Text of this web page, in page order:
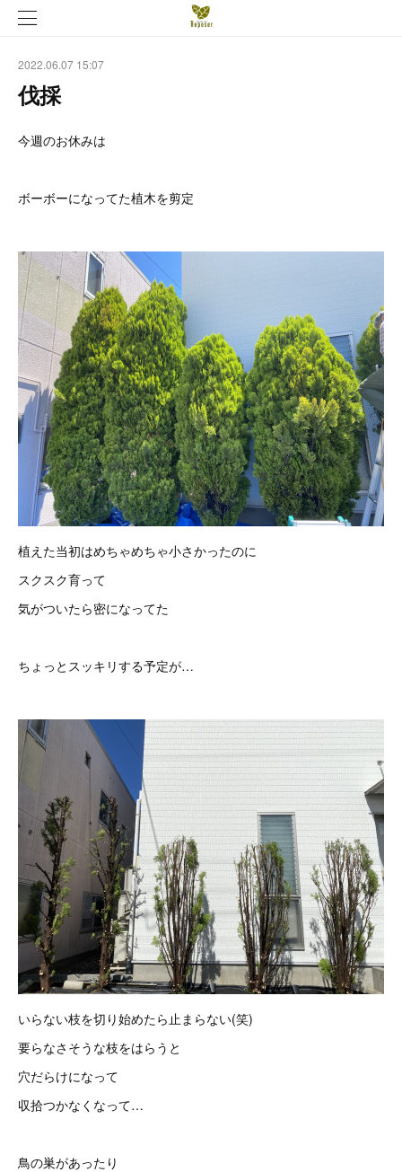
2022.06.07 15:07
伐採
今週のお休みは
ボーボーになってた植木を剪定
植えた当初はめちゃめちゃ小さかったのに
スクスク育って
気がついたら密になってた
ちょっとスッキリする予定が…
いらない枝を切り始めたら止まらない(笑)
要らなさそうな枝をはらうと
穴だらけになって
収拾つかなくなって…
鳥の巣があったり